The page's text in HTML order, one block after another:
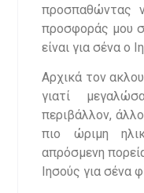
προσπαθώντας
προσφοράς μου
είναι για σένα ο
Αρχικά τον
γιατί
περιβάλλον,
πιο ώριμη
απρόσμενη
Ιησούς για σένα